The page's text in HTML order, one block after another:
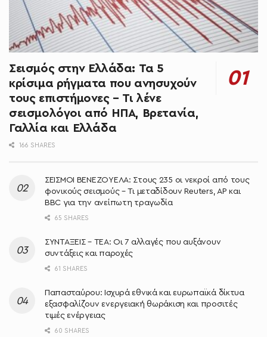
Σεισμός στην Ελλάδα: Τα 5
κρίσιμα ρήγματα που ανησυχούν
τους επιστήμονες – Τι λένε
σεισμολόγοι από ΗΠΑ, Βρετανία,
Γαλλία και Ελλάδα
166 SHARES
ΣΕΙΣΜΟΙ ΒΕΝΕΖΟΥΕΛΑ: Στους 235 οι νεκροί από τους
φονικούς σεισμούς – Τι μεταδίδουν Reuters, AP και
BBC για την ανείπωτη τραγωδία
65 SHARES
ΣΥΝΤΑΞΕΙΣ – ΤΕΑ: Οι 7 αλλαγές που αυξάνουν
συντάξεις και παροχές
61 SHARES
Παπασταύρου: Ισχυρά εθνικά και ευρωπαϊκά δίκτυα
εξασφαλίζουν ενεργειακή θωράκιση και προσιτές
τιμές ενέργειας
60 SHARES